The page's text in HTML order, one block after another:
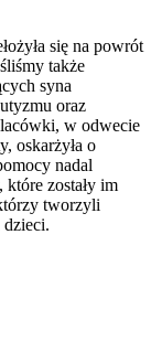
się na powrót
także
syna
oraz
w odwecie
oskarżyła o
nadal
zostały im
tworzyli
dzieci.